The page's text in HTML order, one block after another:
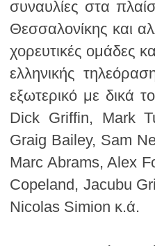
Nicolas Simion κ.ά.